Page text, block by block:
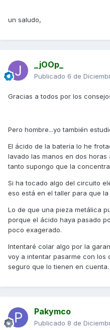
un saludo,
_jOOp_
Publicado 6 de
Gracias a todos por los
Pero hombre...yo también
El ácido de la batería lo he
lavado las manos en dos
tanto supongo que la
Si ha tocado algo del circuito
eso está en el taller para que
Lo de que una pieza metálica
porque el ácido haya pasado
poco exagerado.
Intentaré colar algo por la
voy a intentar pasarme con los
seguro que lo tienen en cuenta.
Pakymco
Publicado 8 de